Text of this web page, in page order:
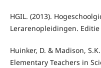
HGIL. (2013).
Lerarenopleidingen.
Huinker, D. & Madison,
Elementary Teachers in